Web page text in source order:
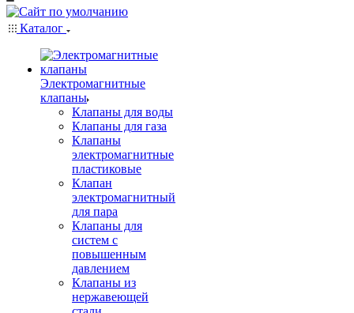
Каталог
Электромагнитные
клапаны
Клапаны для воды
Клапаны для газа
Клапаны
электромагнитные
пластиковые
Клапан
электромагнитный
для пара
Клапаны для
систем с
повышенным
давлением
Клапаны из
нержавеющей